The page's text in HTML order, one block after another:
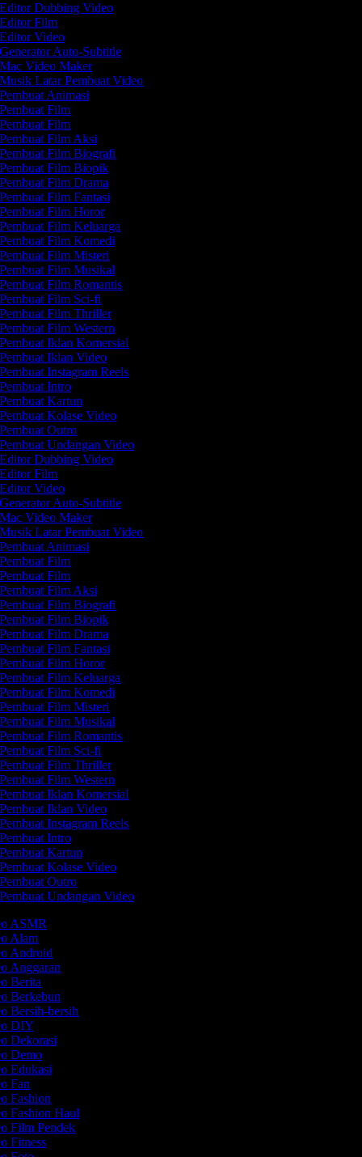
Dubbing Video
Film
Video
Auto-Subtitle
Video Maker
Latar Pembuat Video
Animasi
Film
Film
Film Aksi
Film Biografi
Film Biopik
Film Drama
Film Fantasi
Film Horor
Film Keluarga
Film Komedi
Film Misteri
Film Musikal
Film Romantis
Film Sci-fi
Film Thriller
Film Western
Iklan Komersial
Iklan Video
Instagram Reels
Intro
Kartun
Kolase Video
Outro
Undangan Video
Dubbing Video
Film
Video
Auto-Subtitle
Video Maker
Latar Pembuat Video
Animasi
Film
Film
Film Aksi
Film Biografi
Film Biopik
Film Drama
Film Fantasi
Film Horor
Film Keluarga
Film Komedi
Film Misteri
Film Musikal
Film Romantis
Film Sci-fi
Film Thriller
Film Western
Iklan Komersial
Iklan Video
Instagram Reels
Intro
Kartun
Kolase Video
Outro
Undangan Video
ASMR
Alam
Android
Anggaran
Berita
Berkebun
Bersih-bersih
DIY
Dekorasi
Demo
Edukasi
Fan
Fashion
Fashion Haul
Film Pendek
Fitness